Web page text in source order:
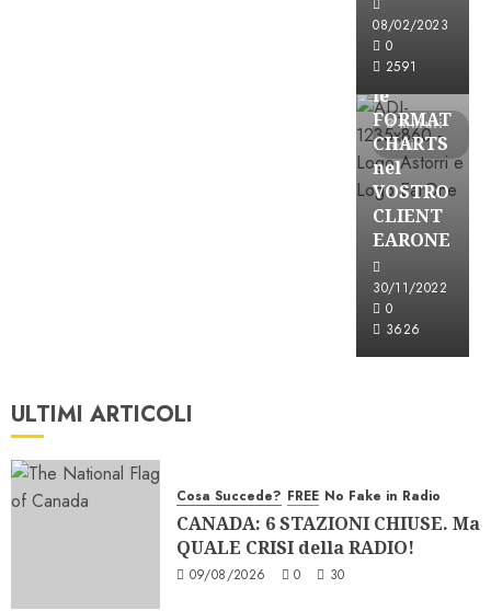
08/02/2023
0
2591
3 minuti
letti
Partnership
le
FORMAT
CHARTS
nel
VOSTRO
CLIENT
EARONE
30/11/2022
0
3626
ULTIMI ARTICOLI
Cosa Succede? FREE No Fake in Radio
CANADA: 6 STAZIONI CHIUSE. Ma
QUALE CRISI della RADIO!
09/08/2026 0 30